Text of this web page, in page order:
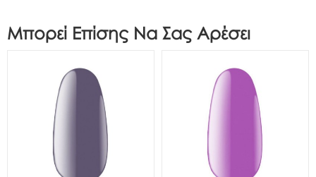
Μπορεί Επίσης Να Σας Αρέσει